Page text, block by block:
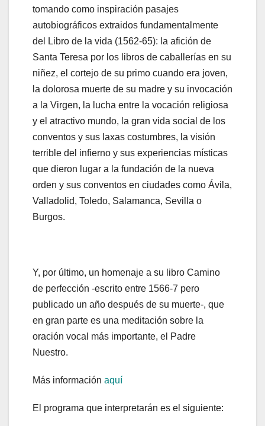
tomando como inspiración pasajes
autobiográficos extraidos fundamentalmente
del Libro de la vida (1562-65): la afición de
Santa Teresa por los libros de caballerías en su
niñez, el cortejo de su primo cuando era joven,
la dolorosa muerte de su madre y su invocación
a la Virgen, la lucha entre la vocación religiosa
y el atractivo mundo, la gran vida social de los
conventos y sus laxas costumbres, la visión
terrible del infierno y sus experiencias místicas
que dieron lugar a la fundación de la nueva
orden y sus conventos en ciudades como Ávila,
Valladolid, Toledo, Salamanca, Sevilla o
Burgos.
Y, por último, un homenaje a su libro Camino
de perfección -escrito entre 1566-7 pero
publicado un año después de su muerte-, que
en gran parte es una meditación sobre la
oración vocal más importante, el Padre
Nuestro.
Más información aquí
El programa que interpretarán es el siguiente: